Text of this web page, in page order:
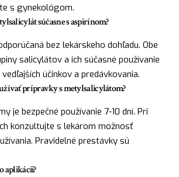
s gynekológom.
súčasne s aspirínom?
bez lekárskeho dohľadu. Obe
salicylátov a ich súčasné používanie
účinkov a predávkovania.
prípravky s metylsalicylátom?
je bezpečné používanie 7-10 dní. Pri
konzultujte s lekárom možnosť
Pravidelné prestávky sú
aplikácii?